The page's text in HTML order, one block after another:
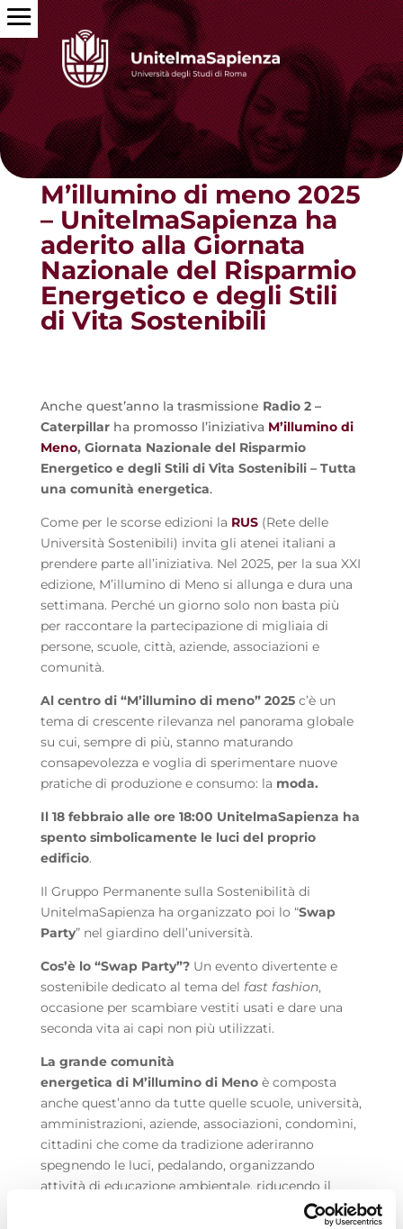
Torna alle news
M’illumino di meno 2025
– UnitelmaSapienza ha
aderito alla Giornata
Nazionale del Risparmio
Energetico e degli Stili
di Vita Sostenibili
Anche quest’anno la trasmissione Radio 2 –
Caterpillarha promosso l’iniziativa M’illumino di
Meno, Giornata Nazionale del Risparmio
Energetico e degli Stili di Vita Sostenibili – Tutta
una comunità energetica.
Come per le scorse edizioni la RUS(Rete delle
Università Sostenibili) invita gli atenei italiani a
prendere parte all’iniziativa. Nel 2025, per la sua XXI
edizione, M’illumino di Meno si allunga e dura una
settimana. Perché un giorno solo non basta più
per raccontare la partecipazione di migliaia di
persone, scuole, città, aziende, associazioni e
comunità.
Al centro di “M’illumino di meno” 2025 c’è un
tema di crescente rilevanza nel panorama globale
su cui, sempre di più, stanno maturando
consapevolezza e voglia di sperimentare nuove
pratiche di produzione e consumo: la moda.
Il 18 febbraio alle ore 18:00 UnitelmaSapienza ha
spento simbolicamente le luci del proprio
edificio.
Il Gruppo Permanente sulla Sostenibilità di
UnitelmaSapienza ha organizzato poi lo “Swap
Party” nel giardino dell’università.
Cos’è lo “Swap Party”? Un evento divertente e
sostenibile dedicato al tema del fast fashion,
occasione per scambiare vestiti usati e dare una
seconda vita ai capi non più utilizzati.
La grande comunità
energetica di M’illumino di Menoè composta
anche quest’anno da tutte quelle scuole, università,
amministrazioni, aziende, associazioni, condomìni,
cittadini che come da tradizione aderiranno
spegnendo le luci, pedalando, organizzando
attività di educazione ambientale, riducendo il